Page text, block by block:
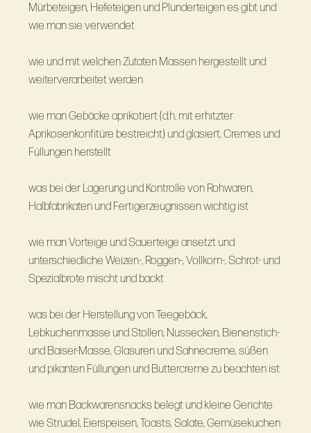
Mürbeteigen, Hefeteigen und Plunderteigen es gibt und
wie man sie verwendet
wie und mit welchen Zutaten Massen hergestellt und
weiterverarbeitet werden
wie man Gebäcke aprikotiert (d.h. mit erhitzter
Aprikosenkonfitüre bestreicht) und glasiert, Cremes und
Füllungen herstellt
was bei der Lagerung und Kontrolle von Rohwaren,
Halbfabrikaten und Fertigerzeugnissen wichtig ist
wie man Vorteige und Sauerteige ansetzt und
unterschiedliche Weizen-, Roggen-, Vollkorn-, Schrot- und
Spezialbrote mischt und backt
was bei der Herstellung von Teegebäck,
Lebkuchenmasse und Stollen, Nussecken, Bienenstich-
und Baiser-Masse, Glasuren und Sahnecreme, süßen
und pikanten Füllungen und Buttercreme zu beachten ist
wie man Backwarensnacks belegt und kleine Gerichte
wie Strudel, Eierspeisen, Toasts, Salate, Gemüsekuchen